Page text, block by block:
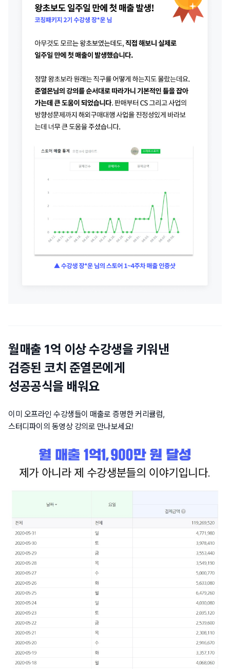
월매출 1억 이상 수강생을 키워낸
검증된 코치 준열몬에게
성공공식을 배워요
이미 오프라인 수강생들이 매출로 증명한 커리큘럼,
스터디파이의 동영상 강의로 만나보세요!